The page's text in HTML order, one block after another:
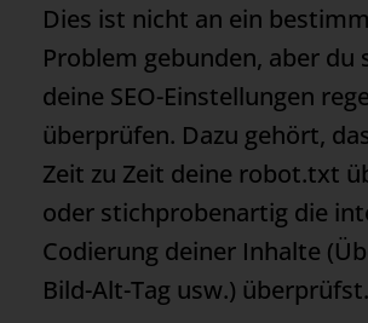
Dies ist nicht an ein
Problem gebunden, aber du
deine SEO-Einstellungen
überprüfen. Dazu gehört,
Zeit zu Zeit deine robot.txt
oder stichprobenartig die
Codierung deiner Inhalte
Bild-Alt-Tag usw.) überprüfst.